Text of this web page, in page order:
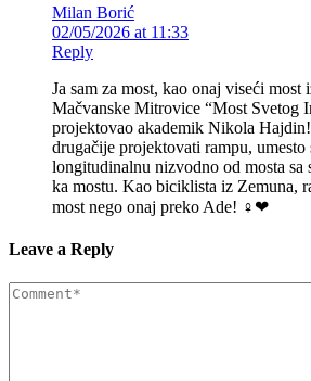
Milan Borić
02/05/2026 at 11:33
Reply
Ja sam za most, kao onaj viseći most
Mačvanske Mitrovice “Most Svetog
projektovao akademik Nikola
drugačije projektovati rampu, umesto
longitudinalnu nizvodno od mosta
ka mostu. Kao biciklista iz Zemuna,
most nego onaj preko Ade! ‍♀❤
Leave a Reply